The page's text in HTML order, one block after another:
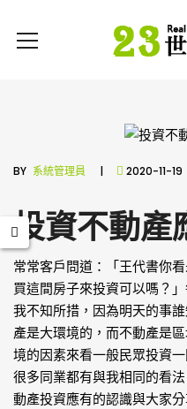
BY 系統管理員 2020-11-19
投資不動產
常常客戶問道：「王代書你
買這間房子來投資可以嗎？
我不知所措，因為明天的事
產是大環境的，而不動產是
境的因素來看一般民眾投資
很多同業都有與我相同的看
動產投資應有的認識與大家